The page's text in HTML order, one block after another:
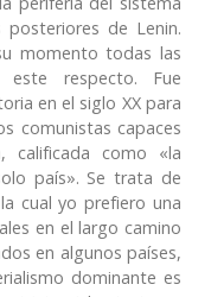
posteriores de Lenin.
momento todas las
este respecto. Fue
en el siglo XX para
comunistas capaces
calificada como «la
país». Se trata de
cual yo prefiero una
en el largo camino
en algunos países,
dominante es